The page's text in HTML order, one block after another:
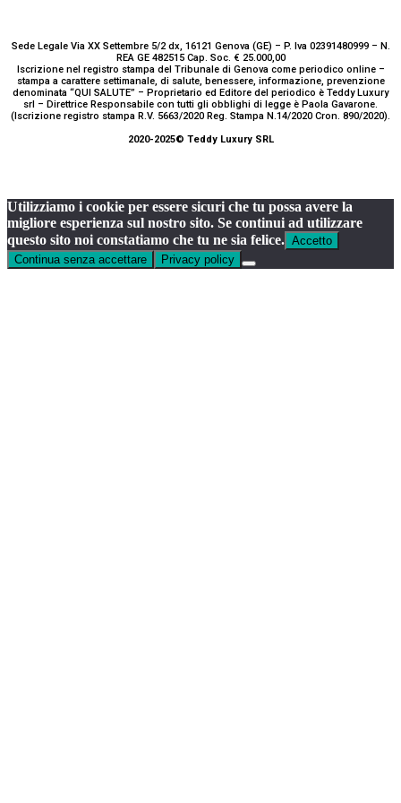
Sede Legale Via XX Settembre 5/2 dx, 16121 Genova (GE) – P. Iva 02391480999 – N.
REA GE 482515 Cap. Soc. € 25.000,00
Iscrizione nel registro stampa del Tribunale di Genova come periodico online –
stampa a carattere settimanale, di salute, benessere, informazione, prevenzione
denominata “QUI SALUTE” – Proprietario ed Editore del periodico è Teddy Luxury
srl – Direttrice Responsabile con tutti gli obblighi di legge è Paola Gavarone.
(Iscrizione registro stampa R.V. 5663/2020 Reg. Stampa N.14/2020 Cron. 890/2020).
2020-2025© Teddy Luxury SRL
Utilizziamo i cookie per essere sicuri che tu possa avere la
migliore esperienza sul nostro sito. Se continui ad utilizzare
questo sito noi constatiamo che tu ne sia felice. Accetto
Continua senza accettare
Privacy policy